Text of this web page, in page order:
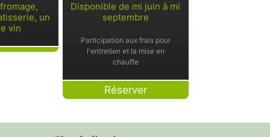
un
vin
Disponible de mi juin à mi
septembre
Participation aux frais pour
l'entretien et la mise en
chauffe
Réserver